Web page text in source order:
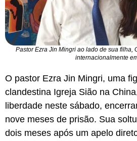
Pastor Ezra Jin Mingri ao lado de sua filha,
internacionalmente
O pastor Ezra Jin Mingri, uma
clandestina Igreja Sião na
liberdade neste sábado,
nove meses de prisão. Sua
dois meses após um apelo